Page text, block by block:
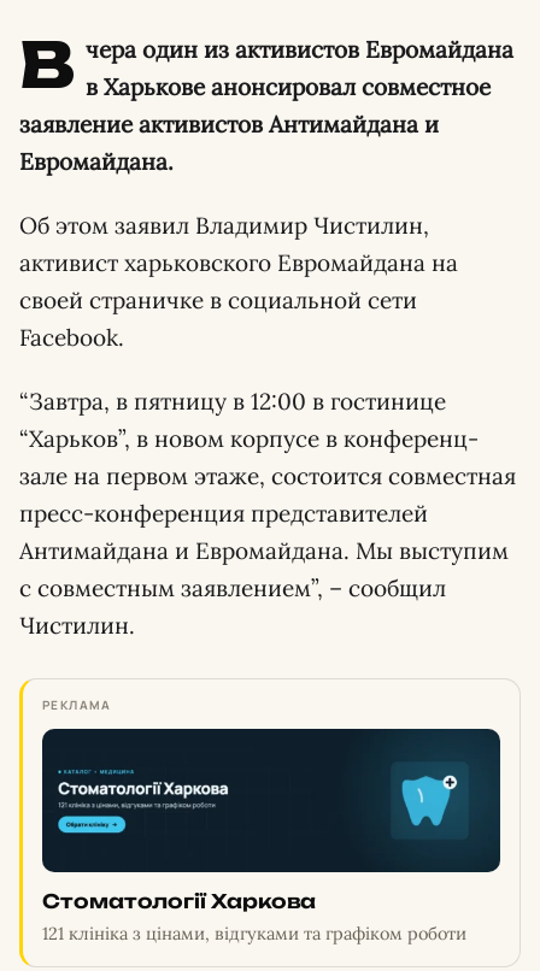
В чера один из активистов Евромайдана
в Харькове анонсировал совместное
заявление активистов Антимайдана и
Евромайдана.
Об этом заявил Владимир Чистилин,
активист харьковского Евромайдана на
своей страничке в социальной сети
Facebook.
“Завтра, в пятницу в 12:00 в гостинице
“Харьков”, в новом корпусе в конференц-
зале на первом этаже, состоится совместная
пресс-конференция представителей
Антимайдана и Евромайдана. Мы выступим
с совместным заявлением”, – сообщил
Чистилин.
РЕКЛАМА
Стоматології Харкова
121 клініка з цінами, відгуками та графіком роботи